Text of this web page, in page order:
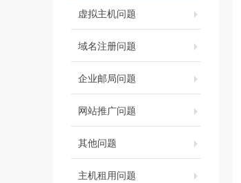
虚拟主机问题
域名注册问题
企业邮局问题
网站推广问题
其他问题
主机租用问题